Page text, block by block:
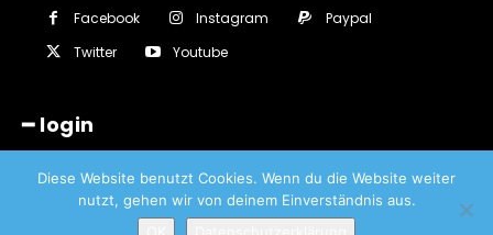
Facebook Instagram
Paypal
Twitter
Youtube
━ login
Diese Website benutzt Cookies. Wenn du die Website weiter
nutzt, gehen wir von deinem Einverständnis aus.